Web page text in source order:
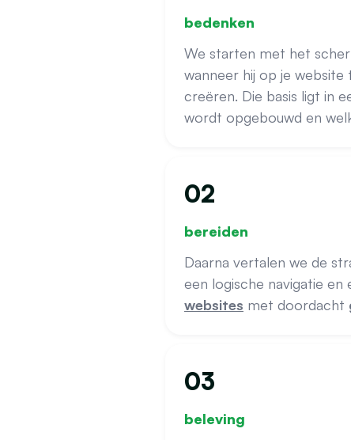
bedenken
We starten met het
wanneer hij op je
creëren. Die basis ligt in
wordt opgebouwd en
02
bereiden
Daarna vertalen we de
een logische navigatie
websites met doordacht
03
beleving